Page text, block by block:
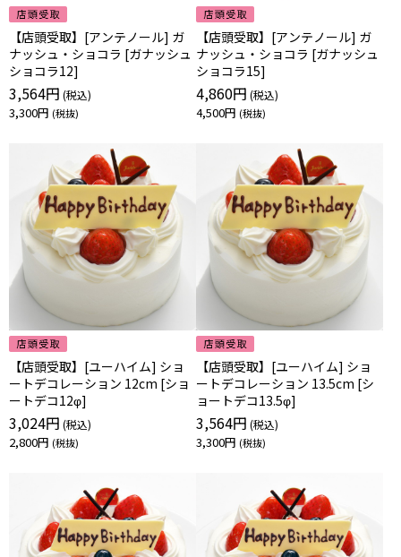
【店頭受取】[アンテノール] ガ
ナッシュ・ショコラ [ガナッシュ
ショコラ12]
3,564円
3,300円
【店頭受取】[アンテノール] ガ
ナッシュ・ショコラ [ガナッシュ
ショコラ15]
4,860円
4,500円
【店頭受取】[ユーハイム] ショ
ートデコレーション 12cm [ショ
ートデコ12φ]
3,024円
2,800円
【店頭受取】[ユーハイム] ショ
ートデコレーション 13.5cm [シ
ョートデコ13.5φ]
3,564円
3,300円